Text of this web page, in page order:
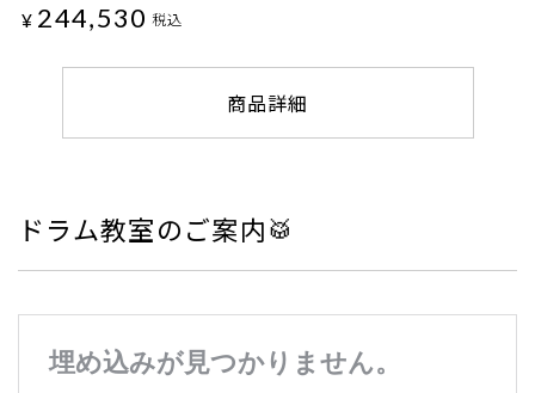
¥ 244,530 税込
商品詳細
ドラム教室のご案内🥁